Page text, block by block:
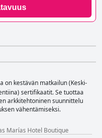
on kestävän matkailun (Keski-
sertifikaatit. Se tuottaa
arkkitehtoninen suunnittelu
vähentämiseksi.
Marías Hotel Boutique